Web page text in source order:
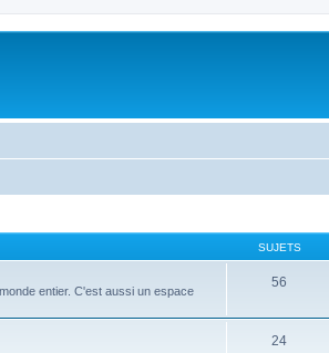
SUJETS
entier. C'est aussi un espace
56
24